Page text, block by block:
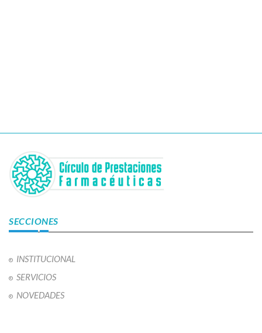
SECCIONES
INSTITUCIONAL
SERVICIOS
NOVEDADES